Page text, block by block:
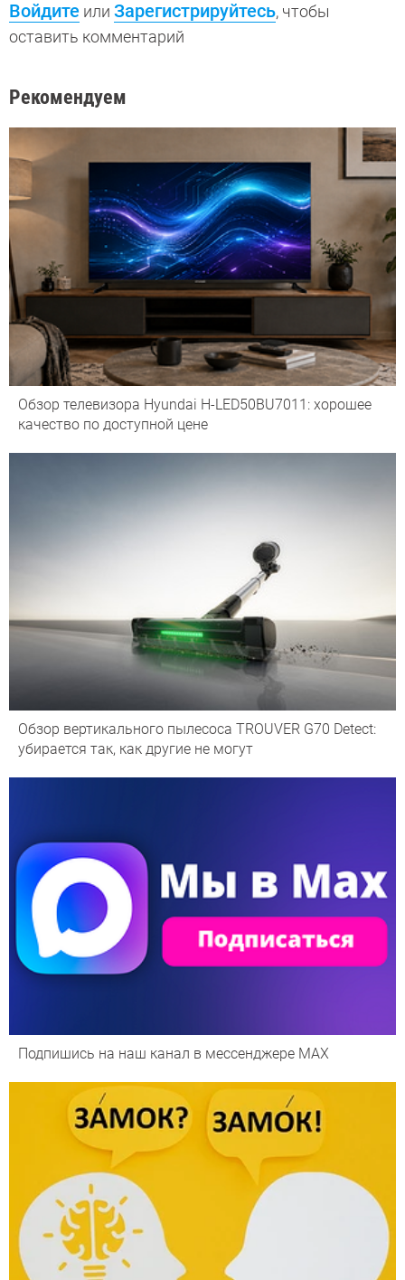
Войдите или Зарегистрируйтесь, чтобы
оставить комментарий
Рекомендуем
Обзор телевизора Hyundai H-LED50BU7011: хорошее
качество по доступной цене
Обзор вертикального пылесоса TROUVER G70 Detect:
убирается так, как другие не могут
Подпишись на наш канал в мессенджере МАХ